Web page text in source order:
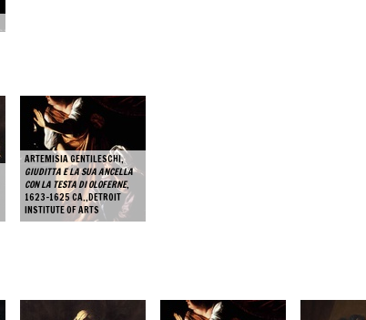
ARTEMISIA GENTILESCHI,
GIUDITTA E LA SUA ANCELLA
CON LA TESTA DI OLOFERNE,
1623-1625 CA.,DETROIT
INSTITUTE OF ARTS